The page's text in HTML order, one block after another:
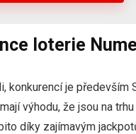
loterie
konkurencí je především
výhodu, že jsou na trhu
díky zajímavým